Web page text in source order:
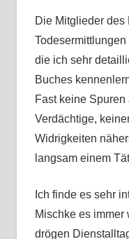
Die Mitglieder des
die ich sehr
Buches
Fast keine Spuren
Verdächtige,
Widrigkeiten
langsam einem
Ich finde es sehr
Mischke es immer
drögen